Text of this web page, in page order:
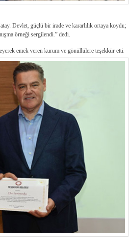
Devlet, güçlü bir irade ve kararlılık ortaya koydu;
örneği sergilendi.” dedi.
emek veren kurum ve gönüllülere teşekkür etti.